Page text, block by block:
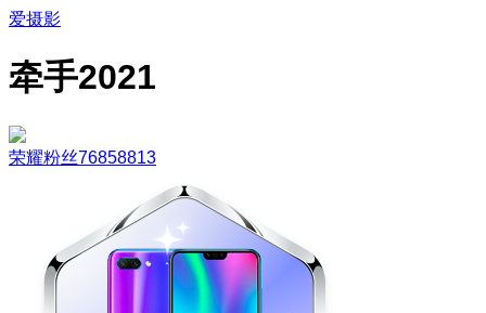
爱摄影
牵手2021
荣耀粉丝76858813